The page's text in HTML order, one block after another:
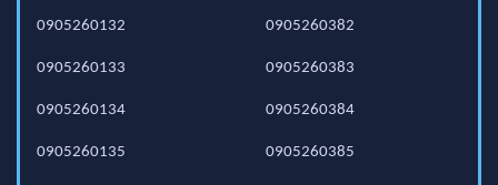
0905260132
0905260133
0905260134
0905260135
0905260382
0905260383
0905260384
0905260385